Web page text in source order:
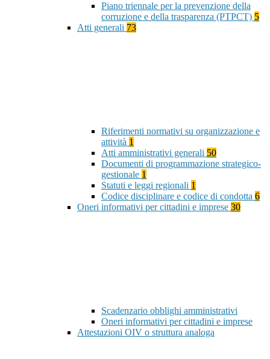
Piano triennale per la prevenzione della
corruzione e della trasparenza (PTPCT) 5
Atti generali 73
Riferimenti normativi su organizzazione e
attività 1
Atti amministrativi generali 50
Documenti di programmazione strategico-
gestionale 1
Statuti e leggi regionali 1
Codice disciplinare e codice di condotta 6
Oneri informativi per cittadini e imprese 30
Scadenzario obblighi amministrativi
Oneri informativi per cittadini e imprese
Attestazioni OIV o struttura analoga